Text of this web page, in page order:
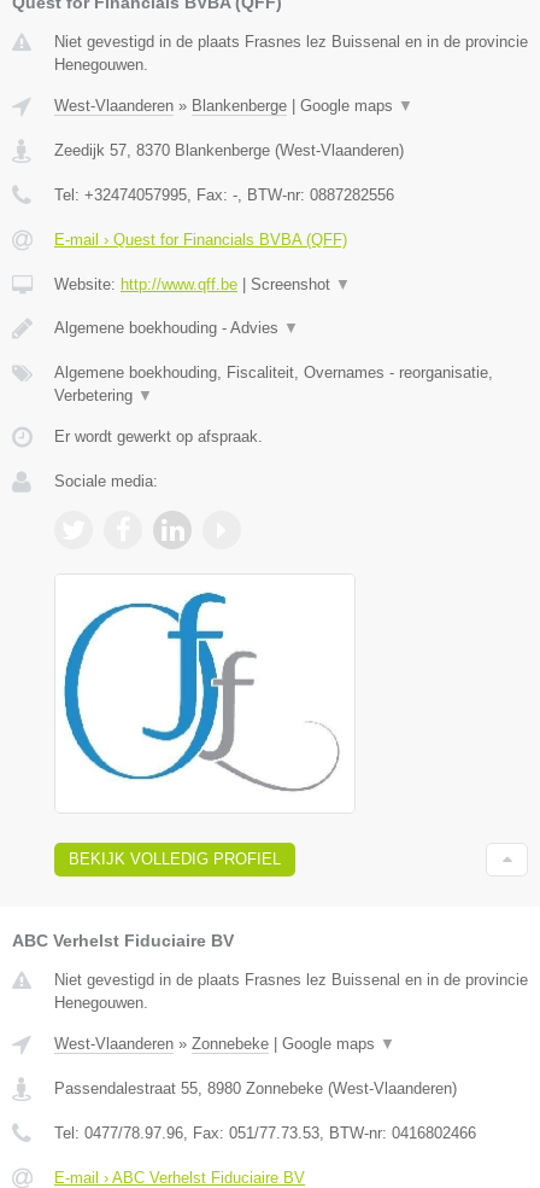
Niet gevestigd in de plaats Frasnes lez Buissenal en in de provincie
Henegouwen.
West-Vlaanderen » Blankenberge Google maps ▼
Zeedijk 57, 8370 Blankenberge (West-Vlaanderen)
Tel: +32474057995, Fax: -, BTW-nr: 0887282556
E-mail › Quest for Financials BVBA (QFF)
Website: http://www.qff.be Screenshot ▼
Algemene boekhouding - Advies ▼
Algemene boekhouding, Fiscaliteit, Overnames - reorganisatie,
Verbetering ▼
Er wordt gewerkt op afspraak.
Sociale media:
BEKIJK VOLLEDIG PROFIEL
ABC Verhelst Fiduciaire BV
Niet gevestigd in de plaats Frasnes lez Buissenal en in de provincie
Henegouwen.
West-Vlaanderen » Zonnebeke Google maps ▼
Passendalestraat 55 8980 Zonnebeke (West-Vlaanderen)
Tel: 0477/78.97.96 , Fax: 051/77.73.53 , BTW-nr: 0416802466
E-mail › ABC Verhelst Fiduciaire BV